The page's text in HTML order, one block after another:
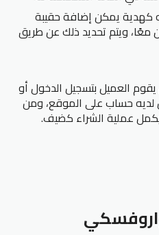
كهدية يمكن إضافة حقيبة
معًا، ويتم تحديد ذلك عن طريق
العميل بتسجيل الدخول أو
لديه حساب على الموقع، ومن
عملية الشراء كضيف.